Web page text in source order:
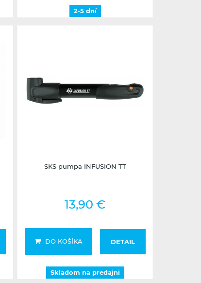
2-5 dní
SKS pumpa INFUSION TT
13,90 €
DO KOŠÍKA DETAIL
Skladom na predajni